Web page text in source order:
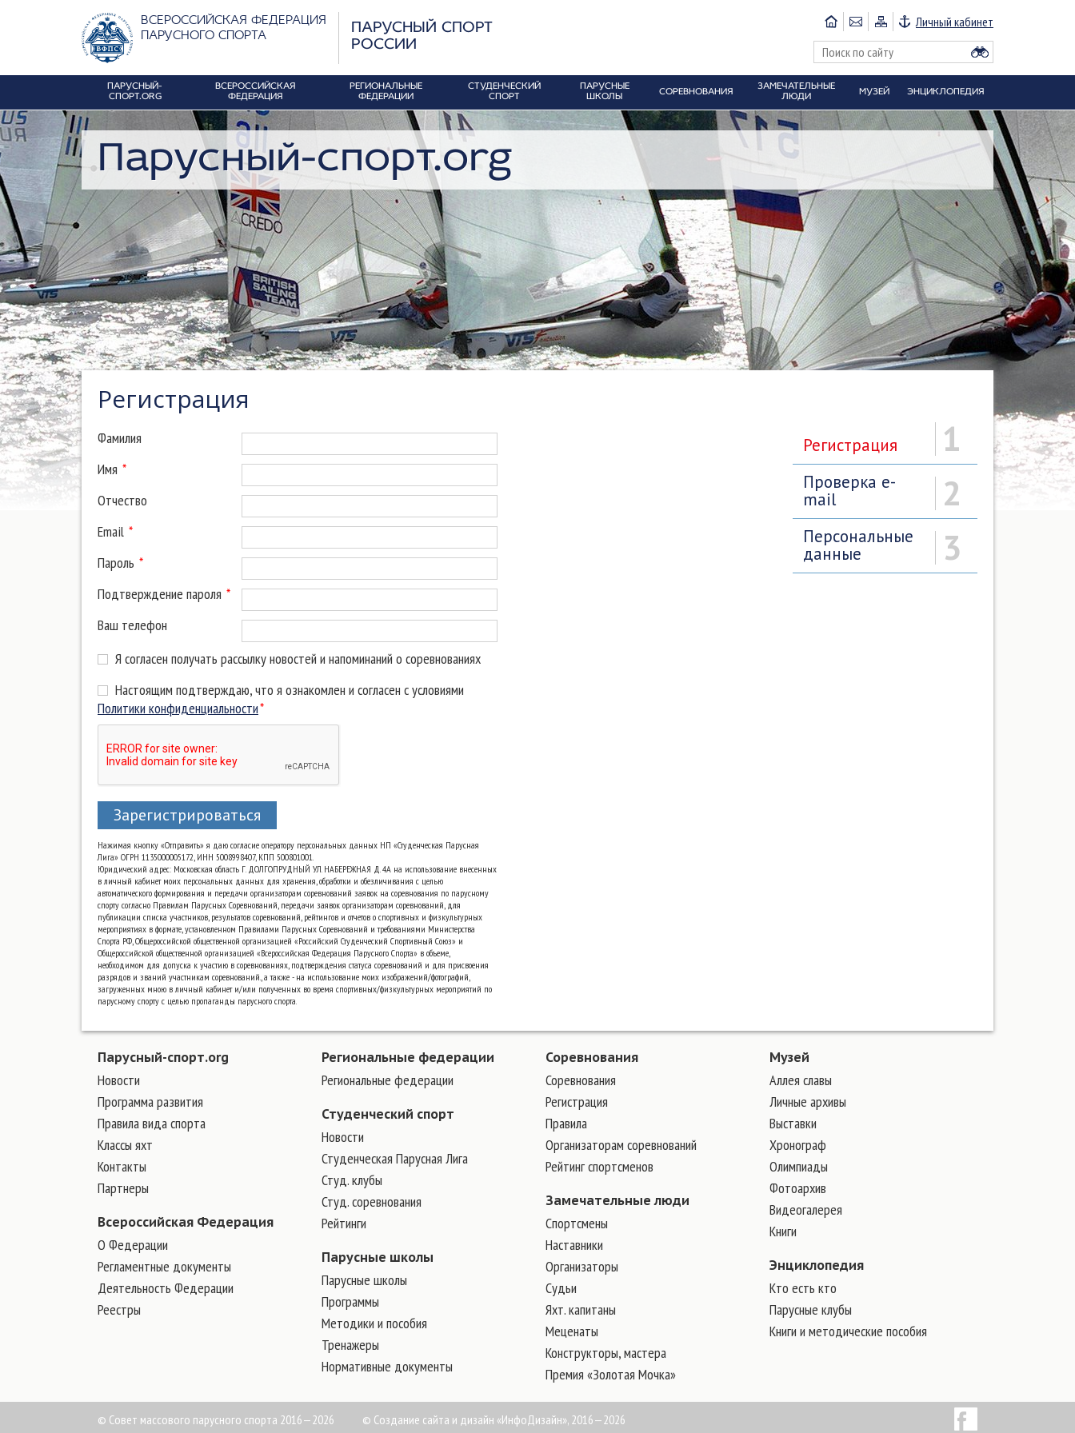
ВСЕРОССИЙСКАЯ ФЕДЕРАЦИЯ
ПАРУСНОГО СПОРТА
ПАРУСНЫЙ СПОРТ
РОССИИ
Личный кабинет
ПАРУСНЫЙ-
СПОРТ.ORG
ВСЕРОССИЙСКАЯ
ФЕДЕРАЦИЯ
РЕГИОНАЛЬНЫЕ
ФЕДЕРАЦИИ
СТУДЕНЧЕСКИЙ
СПОРТ
ПАРУСНЫЕ
ШКОЛЫ
СОРЕВНОВАНИЯ
ЗАМЕЧАТЕЛЬНЫЕ
ЛЮДИ
МУЗЕЙ ЭНЦИКЛОПЕДИЯ
Парусный-спорт.org
Регистрация
Фамилия
Имя *
Отчество
Email *
Пароль *
Подтверждение пароля *
Ваш телефон
Я согласен получать рассылку новостей и напоминаний о соревнованиях
Настоящим подтверждаю, что я ознакомлен и согласен с условиями
Политики конфиденциальности*
Зарегистрироваться
Нажимая кнопку «Отправить» я даю согласие оператору персональных данных НП «Студенческая Парусная
Лига» ОГРН 1135000005172, ИНН 5008998407, КПП 500801001.
Юридический адрес: Московская область Г. ДОЛГОПРУДНЫЙ УЛ. НАБЕРЕЖНАЯ Д. 4А на использование внесенных
в личный кабинет моих персональных данных для хранения, обработки и обезличивания с целью
автоматического формирования и передачи организаторам соревнований заявок на соревнования по парусному
спорту согласно Правилам Парусных Соревнований, передачи заявок организаторам соревнований, для
публикации списка участников, результатов соревнований, рейтингов и отчетов о спортивных и физкультурных
мероприятиях в формате, установленном Правилами Парусных Соревнований и требованиями Министерства
Спорта РФ, Общероссийской общественной организацией «Российский Студенческий Спортивный Союз» и
Общероссийской общественной организацией «Всероссийская Федерация Парусного Спорта» в объеме,
необходимом для допуска к участию в соревнованиях, подтверждения статуса соревнований и для присвоения
разрядов и званий участникам соревнований., а также - на использование моих изображений/фотографий,
загруженных мною в личный кабинет и/или полученных во время спортивных/физкультурных мероприятий по
парусному спорту с целью пропаганды парусного спорта.
Регистрация 1
Проверка e-
mail
2
Персональные
данные
3
Парусный-спорт.org
Новости
Программа развития
Правила вида спорта
Классы яхт
Контакты
Партнеры
Всероссийская Федерация
О Федерации
Регламентные документы
Деятельность Федерации
Реестры
Региональные федерации
Региональные федерации
Студенческий спорт
Новости
Студенческая Парусная Лига
Студ. клубы
Студ. соревнования
Рейтинги
Парусные школы
Парусные школы
Программы
Методики и пособия
Тренажеры
Нормативные документы
Соревнования
Соревнования
Регистрация
Правила
Организаторам соревнований
Рейтинг спортсменов
Замечательные люди
Cпортсмены
Наставники
Организаторы
Судьи
Яхт. капитаны
Меценаты
Конструкторы, мастера
Премия «Золотая Мочка»
Музей
Аллея славы
Личные архивы
Выставки
Хронограф
Олимпиады
Фотоархив
Видеогалерея
Книги
Энциклопедия
Кто есть кто
Парусные клубы
Книги и методические пособия
© Совет массового парусного спорта 2016—2026 © Создание сайта и дизайн «ИнфоДизайн», 2016—2026